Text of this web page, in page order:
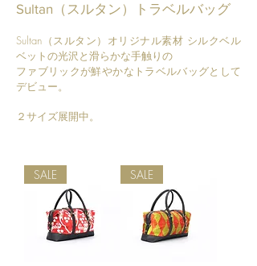
Sultan（スルタン）​トラベルバッグ
Sultan（スルタン）オリジナル素材 シルクベル
ベットの光沢と滑らかな手触りの
ファブリックが鮮やかなトラベルバッグとして
デビュー。
​２サイズ展開中。
SALE SALE